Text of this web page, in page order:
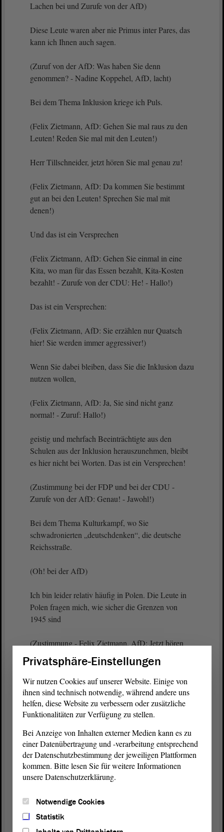
Lachen bei und Zurufe von der AfD)
Diese Leute waren aber nie Primus inter Pares, das
kann ich Ihnen auch sagen.
(Zuruf von der AfD: Was haben Sie denn
genommen? - Nadine Koppehel, AfD, lacht)
Bei dem Thema Inklusion kriege ich Puls.
(Felix Zietmann, AfD: Gehen Sie mal raus zu den
Leuten! Reden Sie mal mit den Leuten!)
Herr Tillschneider, jetzt hören Sie mal genau zu!
(Felix Zietmann, AfD: Da kommen Sie bestimmt
gut an bei den Leuten! Sprechen Sie mal mit
denen!)
Und das ist ein Versprechen
(Felix Zietmann, AfD: Gehen Sie einmal in eine
Kita, wo man für das Essen bezahlt, Kita-Kosten
bezahlt! - Zurufe von der CDU: He! - Hallo!)
Das ist ein Versprechen:
(Felix Zietmann, AfD: Sie erzählen nur Quatsch
hier! Sie werden immer aggressiver!)
Wenn Sie dabei bleiben, dass Sie die Inklusion dazu
nutzen wollen,
(Felix Zietmann, AfD: Ja, Sie sind nicht ganz
normal! - Zuruf: Hallo!)
geistig und mehrfach Beeinträchtigte aus den
Schulen aus der Inklusion herauszunehmen, bleibt
es hier nicht bei Worten. Das ist ein Versprechen!
(Zustimmung bei der FDP und bei der CDU -
Zurufe von der AfD: Genau! - Jawohl!)
Bei dem Thema Kulturkampf, wo Sie
schwadronierten „deutschdenken“, die deutsche
Reichsstraße.
(Oh! bei der AfD)
Ich bin leider relativ häufig in Polen. Die Leute in
Polen fragen mich, wie sicher die Grenzen von
1945 sind
(Zustimmung - Felix Zietmann, AfD: Jetzt hören
Sie aber auf! - Nadine Koppehel, AfD: O, Leute! -
Unruhe bei der AfD)
oder ob möglicherweise eine AfD wieder die
Grenzen von 1938 möchte. Das möchten vielleicht
nicht alle. Aber Ihre intellektuellen Vordenker, Ihre
Gedankengut,
(Zuruf von der AfD: Das ist kompletter
Schwachsinn! - Unruhe)
dieses Thema: zurück zu dem alten guten
Privatsphäre-Einstellungen
Wir nutzen Cookies auf unserer Website. Einige von
ihnen sind technisch notwendig, während andere uns
helfen, diese Website zu verbessern oder zusätzliche
Funktionalitäten zur Verfügung zu stellen.
Bei Anzeige von Inhalten externer Medien kann es zu
einer Datenübertragung und -verarbeitung entsprechend
der Datenschutzbestimmung der jeweiligen Plattformen
kommen. Bitte lesen Sie für weitere Informationen
unsere Datenschutzerklärung.
Notwendige Cookies
Statistik